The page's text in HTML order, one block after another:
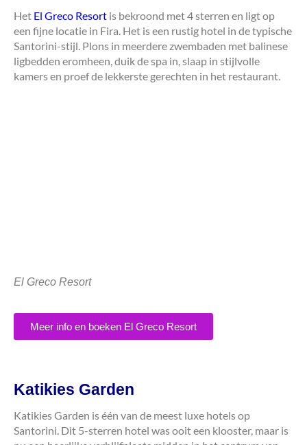
Het El Greco Resort is bekroond met 4 sterren en ligt op
een fijne locatie in Fira. Het is een rustig hotel in de typische
Santorini-stijl. Plons in meerdere zwembaden met balinese
ligbedden eromheen, duik de spa in, slaap in stijlvolle
kamers en proef de lekkerste gerechten in het restaurant.
El Greco Resort
Meer info en boeken El Greco Resort
Katikies Garden
Katikies Garden is één van de meest luxe hotels op
Santorini. Dit 5-sterren hotel was ooit een klooster, maar is